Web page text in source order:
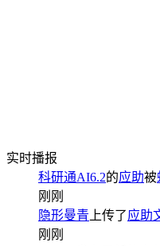
实时播报
科研通AI6.2的应助被
刚刚
隐形曼青 上传了应助
刚刚